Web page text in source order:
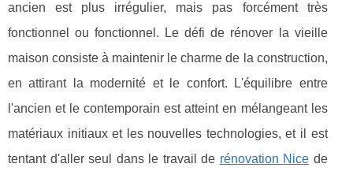
ancien est plus irrégulier, mais pas forcément très
fonctionnel ou fonctionnel. Le défi de rénover la vieille
maison consiste à maintenir le charme de la construction,
en attirant la modernité et le confort. L'équilibre entre
l'ancien et le contemporain est atteint en mélangeant les
matériaux initiaux et les nouvelles technologies, et il est
tentant d'aller seul dans le travail de rénovation Nice de